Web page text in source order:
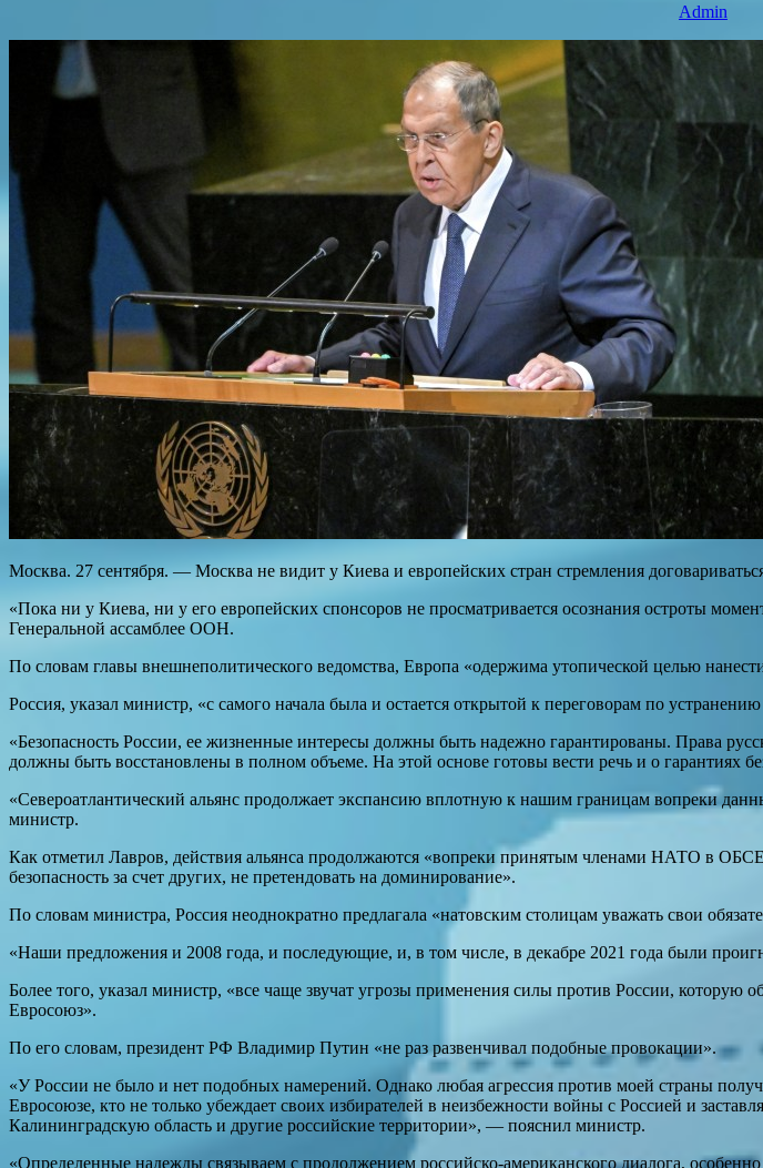
Admin
Москва. 27 сентября. — Москва не видит у Киева и европейских стран стремления
«Пока ни у Киева, ни у его европейских спонсоров не просматривается осознания остроты
Генеральной ассамблее ООН.
По словам главы внешнеполитического ведомства, Европа «одержима утопической целью
Россия, указал министр, «с самого начала была и остается открытой к переговорам по
«Безопасность России, ее жизненные интересы должны быть надежно гарантированы. Права
должны быть восстановлены в полном объеме. На этой основе готовы вести речь и о гарантиях
«Североатлантический альянс продолжает экспансию вплотную к нашим границам вопреки
министр.
Как отметил Лавров, действия альянса продолжаются «вопреки принятым членами НАТО в
безопасность за счет других, не претендовать на доминирование».
По словам министра, Россия неоднократно предлагала «натовским столицам уважать свои
«Наши предложения и 2008 года, и последующие, и, в том числе, в декабре 2021 года были
Более того, указал министр, «все чаще звучат угрозы применения силы против России, которую
Евросоюз».
По его словам, президент РФ Владимир Путин «не раз развенчивал подобные провокации».
«У России не было и нет подобных намерений. Однако любая агрессия против моей страны
Евросоюзе, кто не только убеждает своих избирателей в неизбежности войны с Россией и
Калининградскую область и другие российские территории», — пояснил министр.
«Определенные надежды связываем с продолжением российско-американского диалога,